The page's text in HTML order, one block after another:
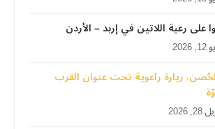
على رعية اللاتين في إربد – الأردن
زيارة راعوية تحت عنوان القرب
2026